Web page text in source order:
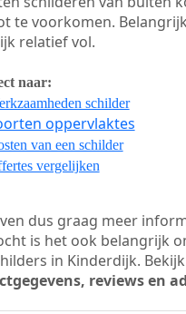
te voorkomen.
relatief vol.
naar:
schilder
oppervlaktes
van een schilder
vergelijken
dus graag meer
is het ook belangrijk
in Kinderdijk.
reviews en